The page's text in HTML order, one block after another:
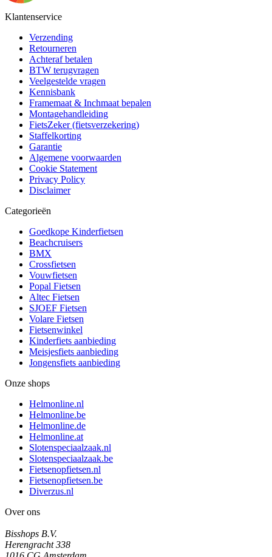
Klantenservice
Verzending
Retourneren
Achteraf betalen
BTW terugvragen
Veelgestelde vragen
Kennisbank
Framemaat & Inchmaat bepalen
Montagehandleiding
FietsZeker (fietsverzekering)
Staffelkorting
Garantie
Algemene voorwaarden
Cookie Statement
Privacy Policy
Disclaimer
Categorieën
Goedkope Kinderfietsen
Beachcruisers
BMX
Crossfietsen
Vouwfietsen
Popal Fietsen
Altec Fietsen
SJOEF Fietsen
Volare Fietsen
Fietsenwinkel
Kinderfiets aanbieding
Meisjesfiets aanbieding
Jongensfiets aanbieding
Onze shops
Helmonline.nl
Helmonline.be
Helmonline.de
Helmonline.at
Slotenspeciaalzaak.nl
Slotenspeciaalzaak.be
Fietsenopfietsen.nl
Fietsenopfietsen.be
Diverzus.nl
Over ons
Bisshops B.V.
Herengracht 338